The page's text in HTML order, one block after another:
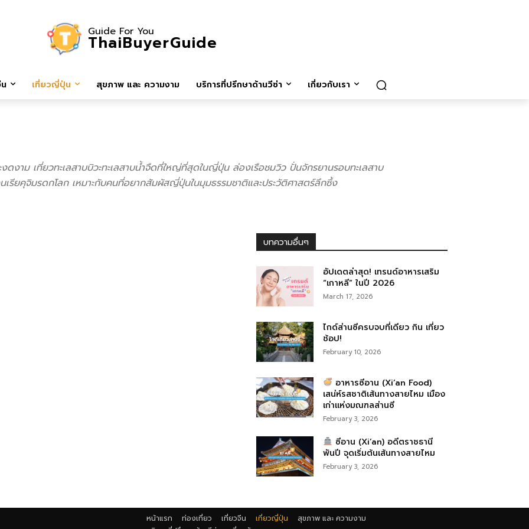
Guide For You
ThaiBuyerGuide
เที่ยวญี่ปุ่น สุขภาพ และ ความงาม บริการที่ปรึกษาด้านวีซ่า เกี่ยวกับเรา
ดงาม เที่ยวทะเลสาบบิวะทะเลสาบน้ำจืดที่ใหญ่ที่สุดในญี่ปุ่น ล่องเรือชมวิว ปั่นจักรยานรอบทะเลสาบ
นเรียคุจิมรดกโลก เหมาะกับคนที่อยากสัมผัสญี่ปุ่นในมุมธรรมชาติและประวัติศาสตร์ลึกซึ้ง
บทความอื่นๆ
อัปเดตล่าสุด! เทรนด์อาหารเสริม
“เกาหลี” ในปี 2026
March 17, 2026
ไกด์ส่านซีครบจบที่เดียว กิน เที่ยว
ช้อป!
February 10, 2026
อาหารซีอาน (Xi’an Food)
เสน่ห์รสชาติเส้นทางสายไหม เมือง
เก่าแห่งมณฑลส่านซี
February 3, 2026
ซีอาน (Xi’an) อดีตราชธานี
พันปี จุดเริ่มต้นเส้นทางสายไหม
February 3, 2026
หน้าแรก ท่องเที่ยว เที่ยวจีน เที่ยวญี่ปุ่น
สุขภาพ และ ความงาม